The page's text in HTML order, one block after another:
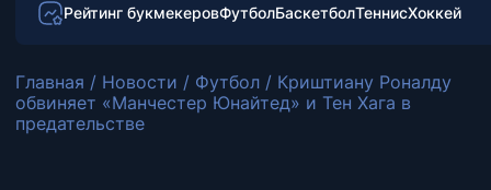
Рейтинг букмекеровФутболБаскетболТеннисХоккей
Главная / Новости / Футбол / Криштиану Роналду
обвиняет «Манчестер Юнайтед» и Тен Хага в
предательстве